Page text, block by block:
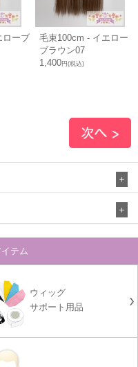
ローブ
毛束100cm - イエロー
ブラウン07
1,400円(税込)
テム
ウィッグ
サポート用品